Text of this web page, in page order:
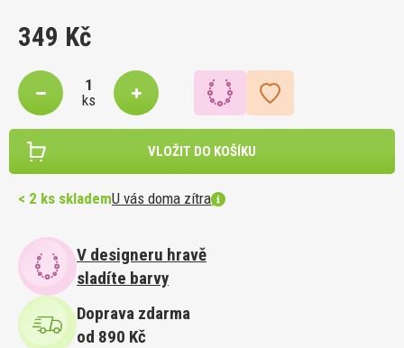
349 Kč
ks
VLOŽIT DO KOŠÍKU
< 2 ks sklademU vás doma zítra
V designeru hravě
sladíte barvy
Doprava zdarma
od 890 Kč